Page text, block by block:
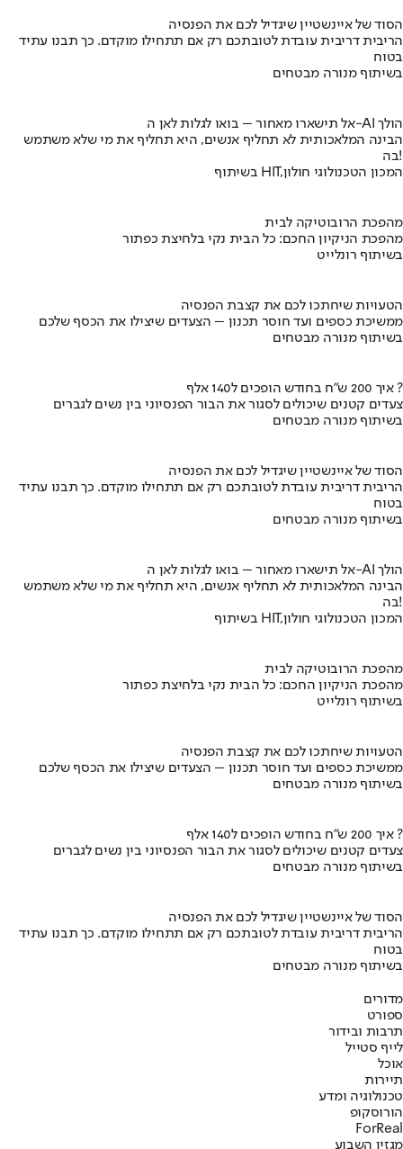
הסוד של איינשטיין שיגדיל לכם את הפנסיה
הריבית דריבית עובדת לטובתכם רק אם תתחילו מוקדם. כך תבנו עתיד
בטוח
בשיתוף מנורה מבטחים
אל תישארו מאחור – בואו לגלות לאן ה-AI הולך
הבינה המלאכותית לא תחליף אנשים, היא תחליף את מי שלא משתמש
בה!
בשיתוף HIT,המכון הטכנולוגי חולון
מהפכת הרובוטיקה לבית
מהפכת הניקיון החכם: כל הבית נקי בלחיצת כפתור
בשיתוף רונלייט
הטעויות שיחתכו לכם את קצבת הפנסיה
ממשיכת כספים ועד חוסר תכנון – הצעדים שיצילו את הכסף שלכם
בשיתוף מנורה מבטחים
איך 200 ש"ח בחודש הופכים ל140 אלף ?
צעדים קטנים שיכולים לסגור את הבור הפנסיוני בין נשים לגברים
בשיתוף מנורה מבטחים
הסוד של איינשטיין שיגדיל לכם את הפנסיה
הריבית דריבית עובדת לטובתכם רק אם תתחילו מוקדם. כך תבנו עתיד
בטוח
בשיתוף מנורה מבטחים
אל תישארו מאחור – בואו לגלות לאן ה-AI הולך
הבינה המלאכותית לא תחליף אנשים, היא תחליף את מי שלא משתמש
בה!
בשיתוף HIT,המכון הטכנולוגי חולון
מהפכת הרובוטיקה לבית
מהפכת הניקיון החכם: כל הבית נקי בלחיצת כפתור
בשיתוף רונלייט
הטעויות שיחתכו לכם את קצבת הפנסיה
ממשיכת כספים ועד חוסר תכנון – הצעדים שיצילו את הכסף שלכם
בשיתוף מנורה מבטחים
איך 200 ש"ח בחודש הופכים ל140 אלף ?
צעדים קטנים שיכולים לסגור את הבור הפנסיוני בין נשים לגברים
בשיתוף מנורה מבטחים
הסוד של איינשטיין שיגדיל לכם את הפנסיה
הריבית דריבית עובדת לטובתכם רק אם תתחילו מוקדם. כך תבנו עתיד
בטוח
בשיתוף מנורה מבטחים
מדורים
ספורט
תרבות ובידור
לייף סטייל
אוכל
תיירות
טכנולוגיה ומדע
הורוסקופ
ForReal
מגזין השבוע